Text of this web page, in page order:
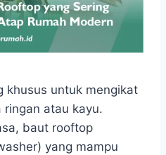
khusus untuk mengikat
atau kayu.
baut rooftop
yang mampu